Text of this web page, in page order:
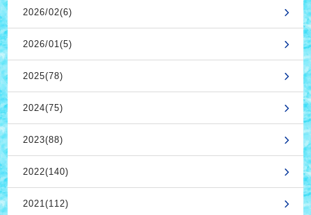
2026/02(6)
2026/01(5)
2025(78)
2024(75)
2023(88)
2022(140)
2021(112)